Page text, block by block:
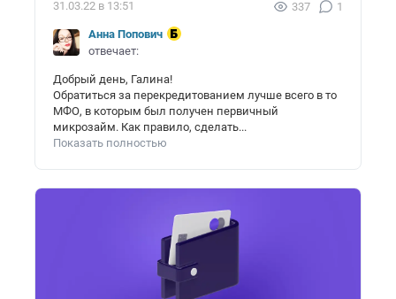
31.03.22 в 13:51 337 1
Анна Попович
отвечает:
Добрый день, Галина!
Обратиться за перекредитованием лучше всего в то
МФО, в которым был получен первичный
микрозайм. Как правило, сделать...
Показать полностью